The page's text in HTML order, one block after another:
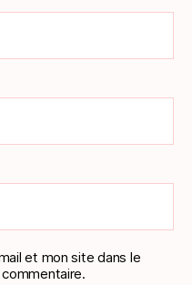
et mon site dans le